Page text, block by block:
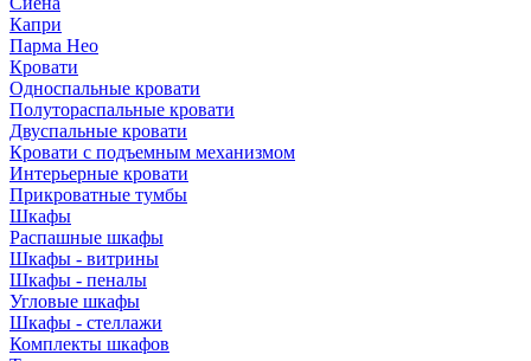
Капри
Парма Нео
Кровати
Односпальные кровати
Полутораспальные кровати
Двуспальные кровати
Кровати с подъемным механизмом
Интерьерные кровати
Прикроватные тумбы
Шкафы
Распашные шкафы
Шкафы - витрины
Шкафы - пеналы
Угловые шкафы
Шкафы - стеллажи
Комплекты шкафов